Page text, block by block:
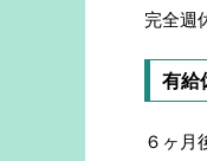
完全週
有給
６ヶ月